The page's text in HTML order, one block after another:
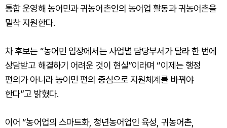
통합 운영해 농어민과 귀농어촌인의 농어업 활동과 귀농어촌을
밀착 지원한다.
차 후보는 “농어민 입장에서는 사업별 담당부서가 달라 한 번에
상담받고 해결하기 어려운 것이 현실”이라며 “이제는 행정
편의가 아니라 농어민 편의 중심으로 지원체계를 바꿔야
한다”고 밝혔다.
이어 “농어업의 스마트화, 청년농어업인 육성, 귀농어촌,